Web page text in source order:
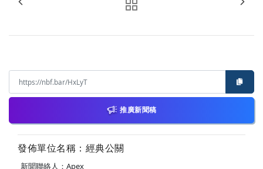
推廣新聞稿
發佈單位名稱：經典公關
新聞聯絡人：Apex